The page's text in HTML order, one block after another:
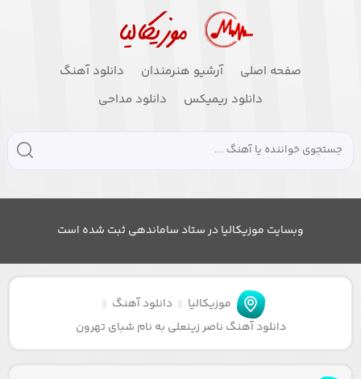
صفحه اصلی آرشیو هنرمندان
دانلود آهنگ
دانلود ریمیکس
دانلود مداحی
وبسایت موزیکالیا در ستاد ساماندهی ثبت شده است
موزیکالیا
دانلود آهنگ
دانلود آهنگ ناصر زینعلی به نام شبای تهرون